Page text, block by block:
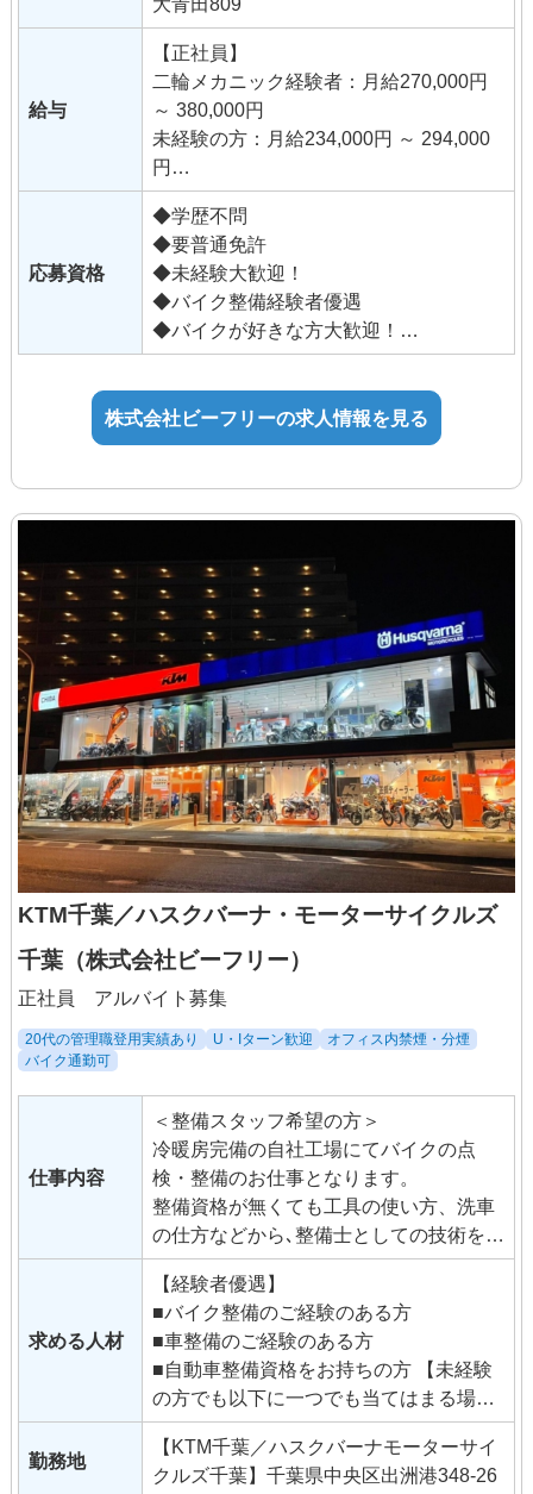
当社は国内外問わず､豊富な車種を扱って
います｡
レアなバイクに出会えると店内の温度が
一気にあがる､そんなバイク好きが集まっ
ている会社です｡
■バイクが好きな人が好き！
■いろいろなバイクに触れたい！
■まだバイクの免許を持っていないが、
とにかくバイク大好き！ 二輪運転免許を
持っていない方でもやる気があれば大丈
夫です。
仕事を通して成長していきたい方なら問
題ありません。
バイクの知識が無くても販売には自身が
あるなど、他業種からの転職も歓迎しま
す。
給与
【正社員】
二輪メカニック経験者：月給270,000円
～ 380,000円
未経験の方：月給234,000円 ～ 294,000
円
※固定残業代（39,000円 〜 70,000円/28
時間）を含む
時間外労働の有無にかかわらず、固定
残業代として支給し、
28時間を超える時間外労働は追加で支
給。
■手当
通勤手当
技能手当・資格手当
◆試用期間あり：3ヶ月（同条件）
【アルバイト・パート】
時給1,150円～
応募資格
◆学歴不問
◆要普通免許
◆未経験大歓迎！
◆バイク整備経験者優遇
◆バイクが好きな方大歓迎！
未経験の方：年齢制限あり（32歳以下）
年齢制限該当事由：キャリ
ア形成
年齢制限の理由：長期勤続
株式会社ビーフリーの求人情報を見る
KTM千葉／ハスクバーナ・モーターサイクルズ
千葉（株式会社ビーフリー）
正社員 アルバイト募集
20代の管理職登用実績あり U・Iターン歓迎
オフィス内禁煙・分煙
バイク通勤可
仕事内容
＜整備スタッフ希望の方＞
冷暖房完備の自社工場にてバイクの点
検・整備のお仕事となります。
整備資格が無くても工具の使い方、洗車
の仕方などから､整備士としての技術をイ
チから学んでみませんか？ ＜販売スタッ
フ希望の方＞
店内での接客を中心にバイクの販売、保
険業務他、整備以外のバイクショップの
仕事全般となります。
販売ノルマはありません。
販売経験が無くても来店される方はみん
なバイク好きなので話が弾みます。
求める人材
【経験者優遇】
■バイク整備のご経験のある方
■車整備のご経験のある方
■自動車整備資格をお持ちの方 【未経験
の方でも以下に一つでも当てはまる場合
はぜひご応募ください！】
■バイク大好き！
■バイクが好きな人が好き！
勤務地
【KTM千葉／ハスクバーナモーターサイ
クルズ千葉】千葉県中央区出洲港348-26